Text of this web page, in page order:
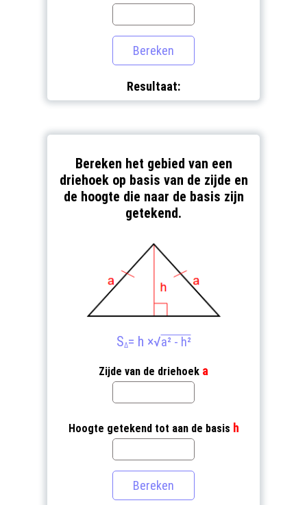
Resultaat:
Bereken het gebied van een
driehoek op basis van de zijde en
de hoogte die naar de basis zijn
getekend.
SΔ= h ×√a² - h²
Zijde van de driehoek a
Hoogte getekend tot aan de basis h